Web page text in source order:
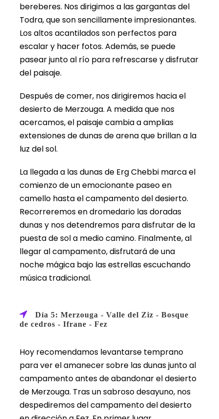
bereberes. Nos dirigimos a las gargantas del
Todra, que son sencillamente impresionantes.
Los altos acantilados son perfectos para
escalar y hacer fotos. Además, se puede
pasear junto al río para refrescarse y disfrutar
del paisaje.
Después de comer, nos dirigiremos hacia el
desierto de Merzouga. A medida que nos
acercamos, el paisaje cambia a amplias
extensiones de dunas de arena que brillan a la
luz del sol.
La llegada a las dunas de Erg Chebbi marca el
comienzo de un emocionante paseo en
camello hasta el campamento del desierto.
Recorreremos en dromedario las doradas
dunas y nos detendremos para disfrutar de la
puesta de sol a medio camino. Finalmente, al
llegar al campamento, disfrutará de una
noche mágica bajo las estrellas escuchando
música tradicional.
Día 5: Merzouga - Valle del Ziz - Bosque
de cedros - Ifrane - Fez
Hoy recomendamos levantarse temprano
para ver el amanecer sobre las dunas junto al
campamento antes de abandonar el desierto
de Merzouga. Tras un sabroso desayuno, nos
despediremos del campamento del desierto